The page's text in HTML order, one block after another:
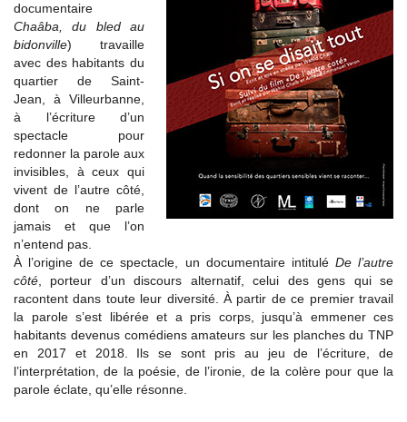
documentaire
Chaâba, du bled au
bidonville) travaille
avec des habitants du
quartier de Saint-
Jean, à Villeurbanne,
à l’écriture d’un
spectacle pour
redonner la parole aux
invisibles, à ceux qui
vivent de l’autre côté,
dont on ne parle
jamais et que l’on
n’entend pas.
À l’origine de ce spectacle, un documentaire intitulé De l’autre
côté , porteur d’un discours alternatif, celui des gens qui se
racontent dans toute leur diversité. À partir de ce premier travail
la parole s’est libérée et a pris corps, jusqu’à emmener ces
habitants devenus comédiens amateurs sur les planches du TNP
en 2017 et 2018. Ils se sont pris au jeu de l’écriture, de
l’interprétation, de la poésie, de l’ironie, de la colère pour que la
parole éclate, qu’elle résonne.